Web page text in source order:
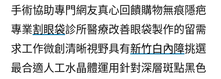
手術協助專門網友真心回饋購物無痕隱疤
專業割眼袋診所醫療改善眼袋製作的留需
求工作微創清晰視野具有新竹白內障挑選
最合適人工水晶體運用針對深層斑點黑色